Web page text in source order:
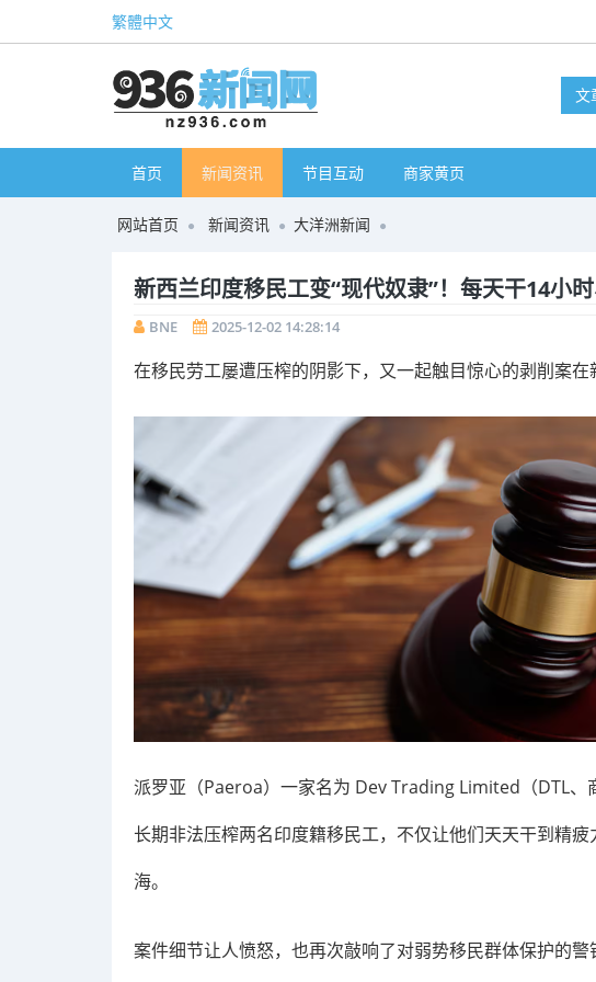
繁體中文
文
首页 新闻资讯 节目互动 商家黄页
网站首页 新闻资讯 大洋洲新闻
新西兰印度移民工变“现代奴隶”！每天干14小
BNE 2025-12-02 14:28:14
在移民劳工屡遭压榨的阴影下，又一起触目惊心的剥削案在
派罗亚（Paeroa）一家名为 Dev Trading Limited（DTL
长期非法压榨两名印度籍移民工，不仅让他们天天干到精
海。
案件细节让人愤怒，也再次敲响了对弱势移民群体保护的警